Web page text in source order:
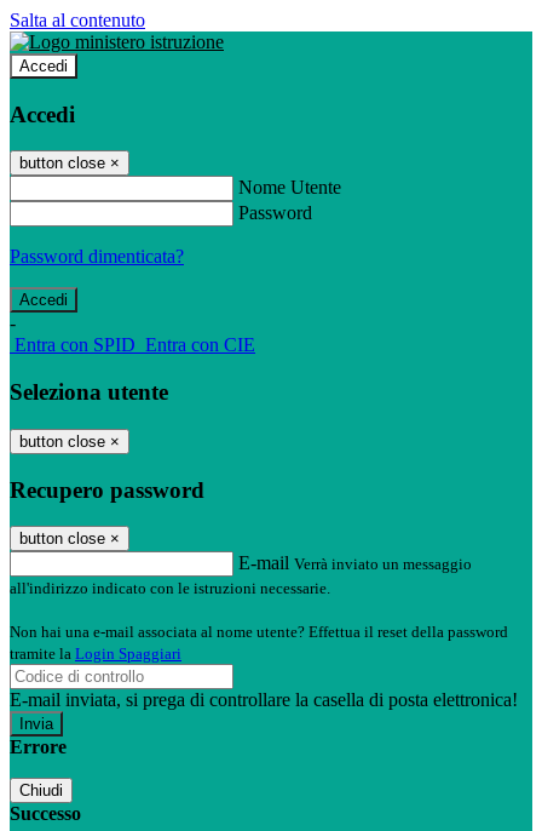
Salta al contenuto
Accedi
Accedi
button close ×
Nome Utente
Password
Password dimenticata?
-
Entra con SPID Entra con CIE
Seleziona utente
button close ×
Recupero password
button close ×
E-mail Verrà inviato un messaggio
all'indirizzo indicato con le istruzioni necessarie.
Non hai una e-mail associata al nome utente? Effettua il reset della password
tramite la Login Spaggiari
E-mail inviata, si prega di controllare la casella di posta elettronica!
Errore
Chiudi
Successo